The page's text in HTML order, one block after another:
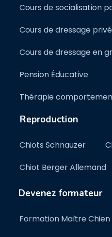
Cours de socialisation
Cours de dressage
Cours de dressage en
Pension Éducative
Thérapie
Reproduction
Chiots Schnauzer
Chiot Berger Allemand
Devenez formateur
Formation Maître Chien